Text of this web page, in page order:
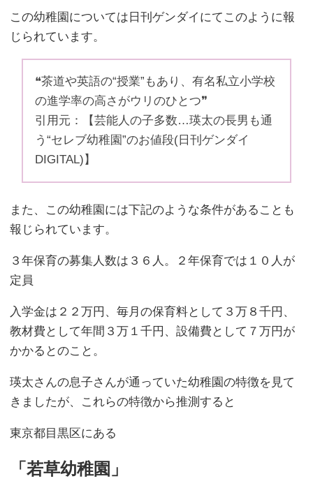
この幼稚園については日刊ゲンダイにてこのように報
じられています。
❝茶道や英語の“授業”もあり、有名私立小学校
の進学率の高さがウリのひとつ❞
引用元：【芸能人の子多数…瑛太の長男も通
う“セレブ幼稚園”のお値段(日刊ゲンダイ
DIGITAL)】
また、この幼稚園には下記のような条件があることも
報じられています。
３年保育の募集人数は３６人。２年保育では１０人が
定員
入学金は２２万円、毎月の保育料として３万８千円、
教材費として年間３万１千円、設備費として７万円が
かかるとのこと。
瑛太さんの息子さんが通っていた幼稚園の特徴を見て
きましたが、これらの特徴から推測すると
東京都目黒区にある
「若草幼稚園」